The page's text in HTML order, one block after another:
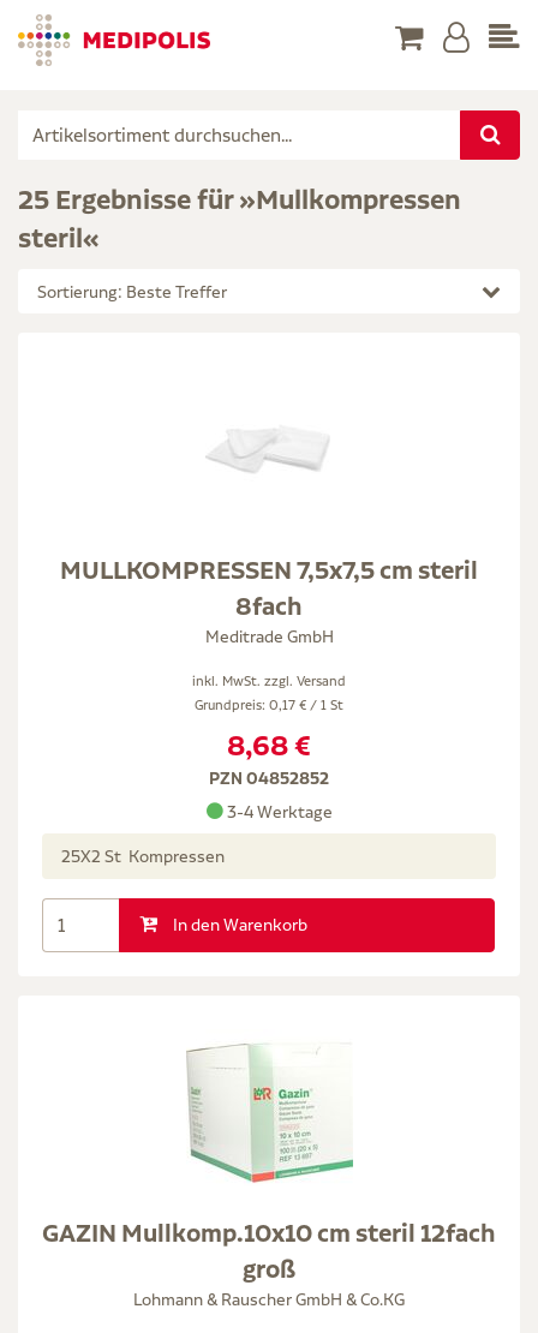
25 Ergebnisse für »Mullkompressen
steril«
Sortierung: Beste Treffer
MULLKOMPRESSEN 7,5x7,5 cm steril
8fach
Meditrade GmbH
inkl. MwSt. zzgl. Versand
Grundpreis: 0,17 € / 1 St
8,68 €
PZN 04852852
3-4 Werktage
25X2 St Kompressen
In den Warenkorb
GAZIN Mullkomp.10x10 cm steril 12fach
groß
Lohmann & Rauscher GmbH & Co.KG